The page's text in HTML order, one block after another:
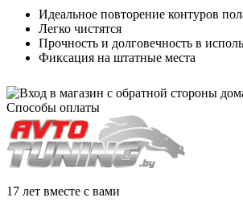
Идеальное повторение контуров
Легко чистятся
Прочность и долговечность в
Фиксация на штатные места
Способы оплаты
17 лет вместе с вами